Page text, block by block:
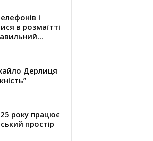
і
в розмаїтті
Дерлиця
року працює
простір